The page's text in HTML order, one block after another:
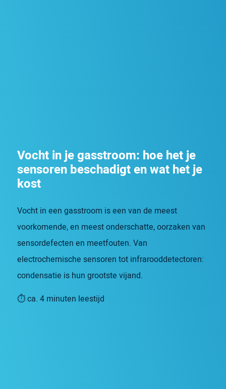
Vocht in je gasstroom: hoe het je
sensoren beschadigt en wat het je
kost
Vocht in een gasstroom is een van de meest
voorkomende, en meest onderschatte, oorzaken van
sensordefecten en meetfouten. Van
electrochemische sensoren tot infrarooddetectoren:
condensatie is hun grootste vijand.
⏱ ca. 4 minuten leestijd